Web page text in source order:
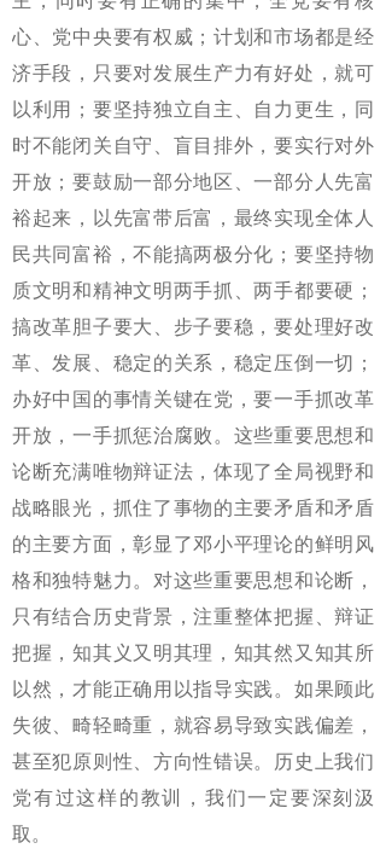
心、党中央要有权威；计划和市场都是经
济手段，只要对发展生产力有好处，就可
以利用；要坚持独立自主、自力更生，同
时不能闭关自守、盲目排外，要实行对外
开放；要鼓励一部分地区、一部分人先富
裕起来，以先富带后富，最终实现全体人
民共同富裕，不能搞两极分化；要坚持物
质文明和精神文明两手抓、两手都要硬；
搞改革胆子要大、步子要稳，要处理好改
革、发展、稳定的关系，稳定压倒一切；
办好中国的事情关键在党，要一手抓改革
开放，一手抓惩治腐败。这些重要思想和
论断充满唯物辩证法，体现了全局视野和
战略眼光，抓住了事物的主要矛盾和矛盾
的主要方面，彰显了邓小平理论的鲜明风
格和独特魅力。对这些重要思想和论断，
只有结合历史背景，注重整体把握、辩证
把握，知其义又明其理，知其然又知其所
以然，才能正确用以指导实践。如果顾此
失彼、畸轻畸重，就容易导致实践偏差，
甚至犯原则性、方向性错误。历史上我们
党有过这样的教训，我们一定要深刻汲
取。